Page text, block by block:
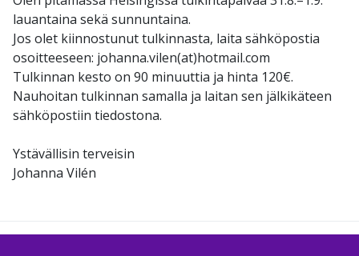
lauantaina sekä sunnuntaina.
Jos olet kiinnostunut tulkinnasta, laita sähköpostia
osoitteeseen: johanna.vilen(at)hotmail.com
Tulkinnan kesto on 90 minuuttia ja hinta 120€.
Nauhoitan tulkinnan samalla ja laitan sen jälkikäteen
sähköpostiin tiedostona.
Ystävällisin terveisin
Johanna Vilén